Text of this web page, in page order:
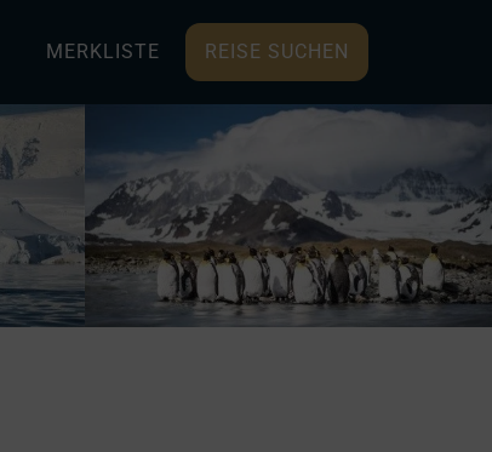
MERKLISTE REISE SUCHEN